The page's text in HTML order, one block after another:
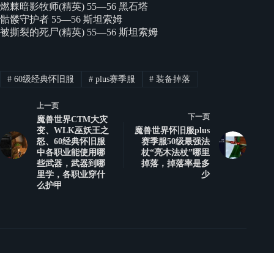
燃棘暗影牧师(精英) 55—56 黑石塔
骷髅守护者 55—56 斯坦索姆
被撕裂的死尸(精英) 55—56 斯坦索姆
#60级经典怀旧服 #plus赛季服 # 装备掉落
上一页
魔兽世界CTM大灾
变、WLK巫妖王之
怒、60经典怀旧服
中各职业能使用哪
些武器，武器到哪
里学，各职业穿什
么护甲
下一页
魔兽世界怀旧服plus
赛季服50级最强法
杖“亮木法杖”哪里
掉落，掉落率是多
少